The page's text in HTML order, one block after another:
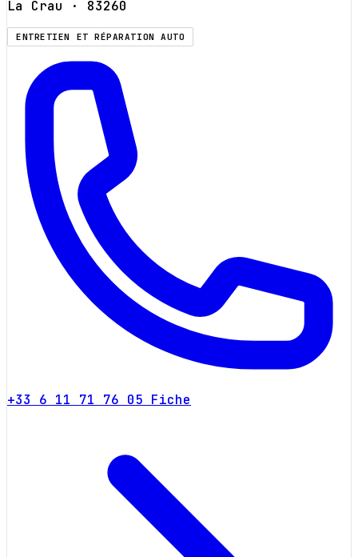
La Crau · 83260
ENTRETIEN ET RÉPARATION AUTO
+33 6 11 71 76 05 Fiche